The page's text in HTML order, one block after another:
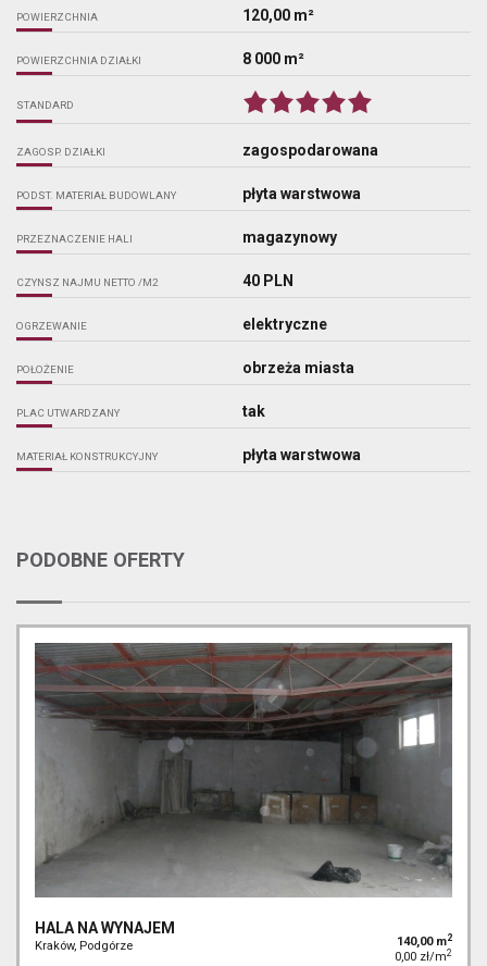
POWIERZCHNIA 120,00 m²
POWIERZCHNIA DZIAŁKI 8 000 m²
STANDARD
ZAGOSP. DZIAŁKI zagospodarowana
PODST. MATERIAŁ BUDOWLANY płyta warstwowa
PRZEZNACZENIE HALI magazynowy
CZYNSZ NAJMU NETTO /M2 40 PLN
OGRZEWANIE elektryczne
POŁOŻENIE obrzeża miasta
PLAC UTWARDZANY tak
MATERIAŁ KONSTRUKCYJNY płyta warstwowa
PODOBNE OFERTY
HALA NA WYNAJEM
Kraków, Podgórze 140,00 m2
0,00 zł/m2